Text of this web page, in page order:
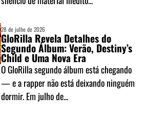
28 de julho de 2026
GloRilla Revela Detalhes do
Segundo Álbum: Verão, Destiny’s
Child e Uma Nova Era
O GloRilla segundo álbum está chegando
— e a rapper não está deixando ninguém
dormir. Em julho de...